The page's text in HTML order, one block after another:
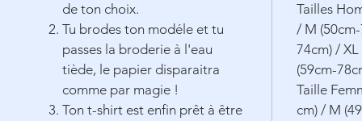
de ton choix.
Tu brodes ton modéle et tu
passes la broderie à l'eau
tiède, le papier disparaitra
comme par magie !
Ton t-shirt est enfin prêt à être
Tailles
/ M
74cm) /
(59cm-
Taille
cm) / M